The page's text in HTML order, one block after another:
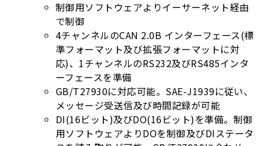
制御用ソフトウェアよりイーサーネット経由
で制御
4チャンネルのCAN 2.0B インターフェース(標
準フォーマット及び拡張フォーマットに対
応)、1チャンネルのRS232及びRS485インタ
ーフェースを準備
GB/T27930に対応可能。SAE-J1939に従い、
メッセージ受送信及び時間記録が可能
DI(16ビット)及びDO(16ビット)を準備。制御
用ソフトウェアよりDOを制御及びDIステータ